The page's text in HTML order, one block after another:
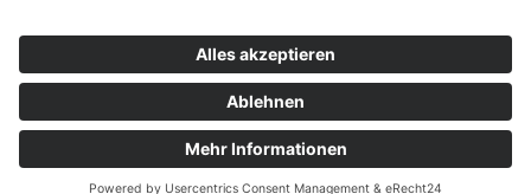
kostenlose Teilnahme wichtig. Die Ergebnisse werden
umgehend nach Teilnahme und Auswertung auf
unserer Webseite zur Verfügung gestellt.
Jetzt teilnehmen